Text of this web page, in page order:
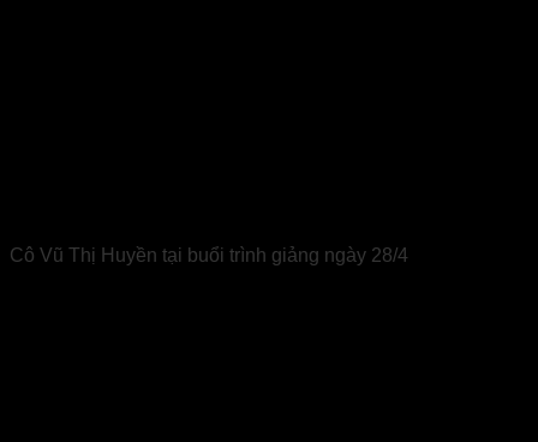
Cô Vũ Thị Huyền tại buổi trình giảng ngày 28/4